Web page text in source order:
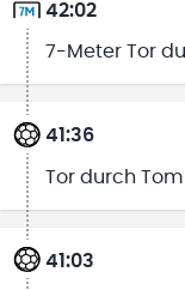
42:02
7-Meter Tor
41:36
Tor durch
41:03